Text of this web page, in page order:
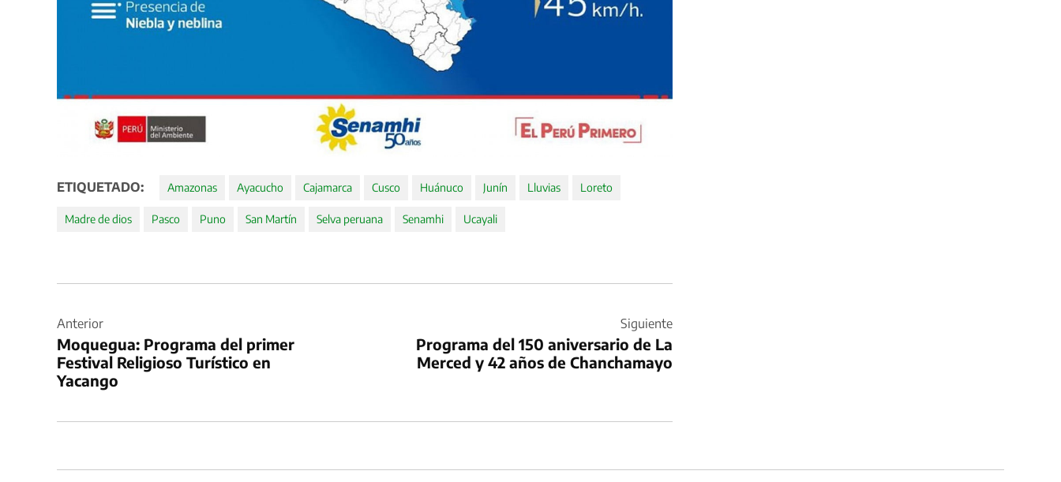
ETIQUETADO: Amazonas Ayacucho Cajamarca Cusco Huánuco Junín Lluvias Loreto
Madre de dios Pasco Puno San Martín Selva peruana Senamhi Ucayali
de
entradas
Anterior
Moquegua: Programa del primer
Festival Religioso Turístico en
Yacango
Siguiente
Programa del 150 aniversario de La
Merced y 42 años de Chanchamayo